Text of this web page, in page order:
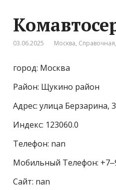
03.06.2025 Москва, Справочная,
город: Москва
Район: Щукино район
Адрес: улица Берзарина,
Индекс: 123060.0
Телефон: nan
Мобильный Телефон:
Сайт: nan